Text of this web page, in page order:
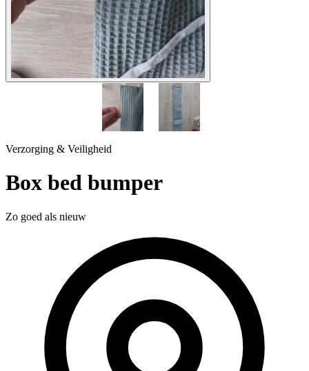
1 / 2
Verzorging & Veiligheid
Box bed bumper
Zo goed als nieuw